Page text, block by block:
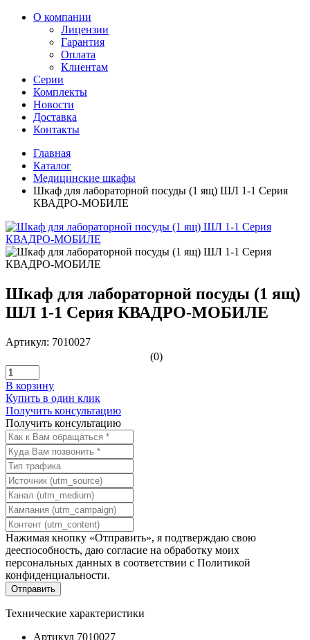
О компании
Лицензии
Гарантия
Оплата
Клиентам
Серии
Комплекты
Новости
Доставка
Контакты
Главная
Каталог
Медицинские шкафы
Шкаф для лабораторной посуды (1 ящ) ШЛ 1-1 Серия
КВАДРО-МОБИЛЕ
Шкаф для лабораторной посуды (1 ящ)
ШЛ 1-1 Серия КВАДРО-МОБИЛЕ
Артикул: 7010027
(0)
В корзину
Купить в один клик
Получить консультацию
Получить консультацию
Нажимая кнопку «Отправить», я подтверждаю свою
дееспособность, даю согласие на обработку моих
персональных данных в соответствии с Политикой
конфиденциальности.
Технические характеристики
Артикул 7010027